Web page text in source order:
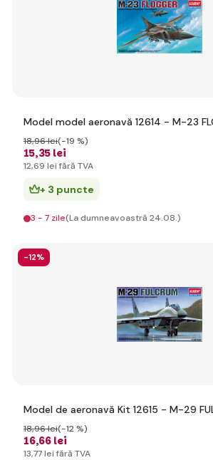
Model model aeronavă 12614 - M-23
15,35 lei
18,96 lei(-19 %)
12,69 lei fără TVA
+ 3 puncte
3 - 7 zile(La dumneavoastră 24.08.)
-12%
Model de aeronavă Kit 12615 - M-29
16,66 lei
18,96 lei(-12 %)
13,77 lei fără TVA